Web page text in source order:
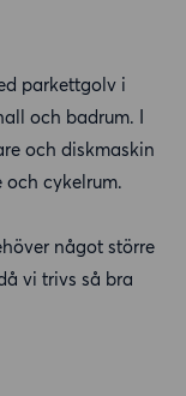
parkettgolv i
och badrum. I
och diskmaskin
och cykelrum.
något större
vi trivs så bra